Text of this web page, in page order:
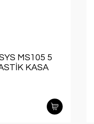
MS105 5
KASA